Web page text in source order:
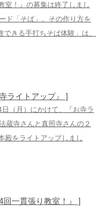
室！』の募集は終了しまし
ド「そば」。その作り方を
きる手打ちそば体験」は、
ライトアップ』 ]
（月）にかけて、『お寺ラ
蔵寺さんと真照寺さんの２
殿をライトアップしまし
回一貫張り教室！』 ]